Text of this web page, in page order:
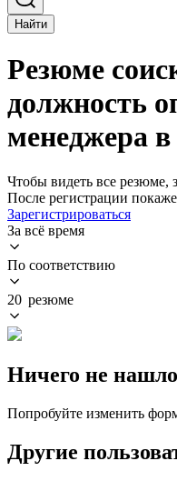
Найти
Резюме
должность
менеджера
Чтобы видеть все резюме,
После регистрации
Зарегистрироваться
За всё время
По соответствию
20 резюме
Ничего не
Попробуйте изменить
Другие